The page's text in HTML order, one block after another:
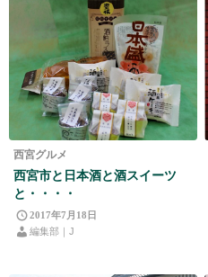
西宮グルメ
西宮市と日本酒と酒スイーツ
と・・・・
2017年7月18日
編集部｜J